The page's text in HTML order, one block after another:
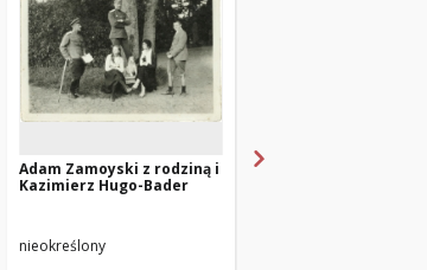
Adam Zamoyski z rodziną i
Kazimierz Hugo-Bader
nieokreślony